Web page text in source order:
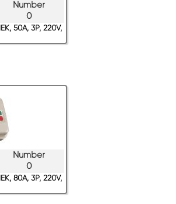
Number
0
50A, 3P, 220V,
Number
0
80A, 3P, 220V,